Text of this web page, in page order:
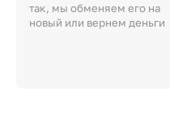
так, мы обменяем его на
новый или вернем деньги